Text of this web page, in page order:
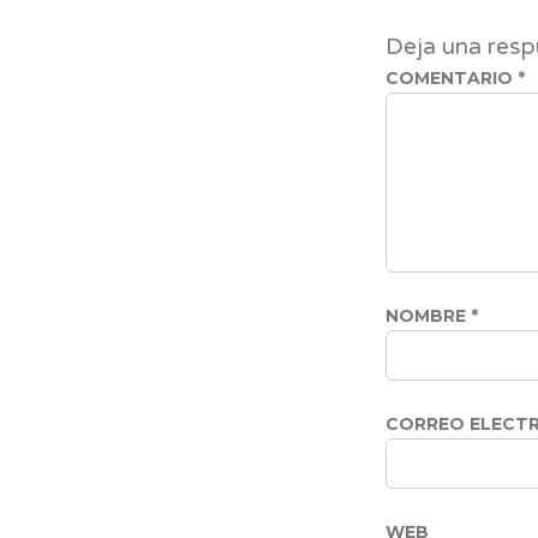
Deja una
COMENTARIO *
NOMBRE *
CORREO
WEB